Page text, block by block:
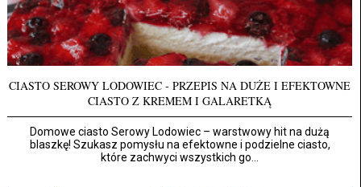
CIASTO SEROWY LODOWIEC - PRZEPIS NA DUŻE I EFEKTOWNE
CIASTO Z KREMEM I GALARETKĄ
Domowe ciasto Serowy Lodowiec – warstwowy hit na dużą
blaszkę! Szukasz pomysłu na efektowne i podzielne ciasto,
które zachwyci wszystkich go...